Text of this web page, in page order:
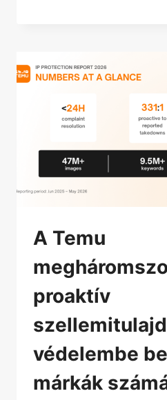
A Temu
proaktív
védelembe
márkák